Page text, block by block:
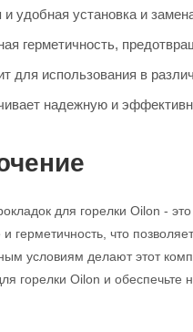
и удобная установка и
герметичность,
для использования в
надежную и
для горелки Oilon -
герметичность, что
условиям делают этот
горелки Oilon и